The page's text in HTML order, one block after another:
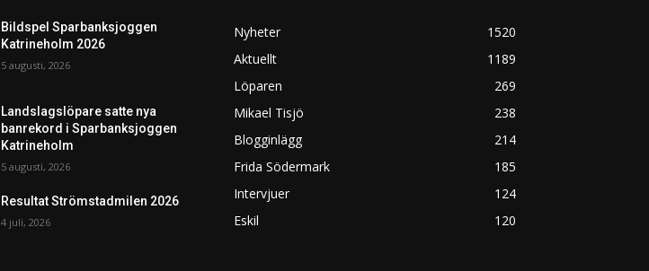
Bildspel Sparbanksjoggen
Katrineholm 2026
5 augusti, 2026
Landslagslöpare satte nya
banrekord i Sparbanksjoggen
Katrineholm
5 augusti, 2026
Resultat Strömstadmilen 2026
4 juli, 2026
Nyheter
1520
Aktuellt
1189
Löparen
269
Mikael Tisjö
238
Blogginlägg
214
Frida Södermark
185
Intervjuer
124
Eskil
120